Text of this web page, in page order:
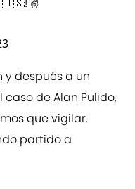
y después a un
de Alan Pulido,
que vigilar.
partido a